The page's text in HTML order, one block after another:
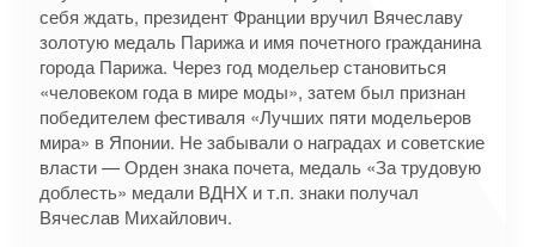
себя ждать, президент Франции вручил Вячеславу
золотую медаль Парижа и имя почетного гражданина
города Парижа. Через год модельер становиться
«человеком года в мире моды», затем был признан
победителем фестиваля «Лучших пяти модельеров
мира» в Японии. Не забывали о наградах и советские
власти — Орден знака почета, медаль «За трудовую
доблесть» медали ВДНХ и т.п. знаки получал
Вячеслав Михайлович.